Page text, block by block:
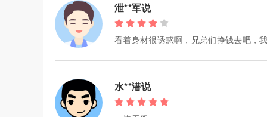
泄**军说
看着身材很诱惑啊，兄弟们挣钱去吧，我
水**潜说